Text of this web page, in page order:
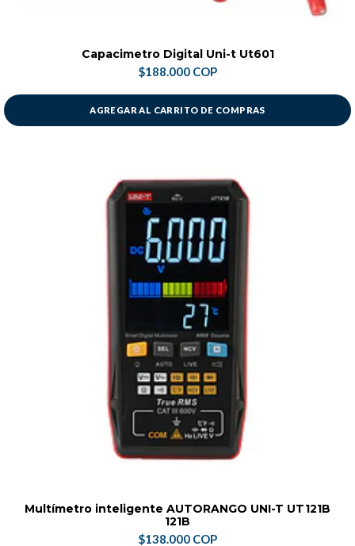
Capacimetro Digital Uni-t Ut601
$188.000 COP
AGREGAR AL CARRITO DE COMPRAS
Multímetro inteligente AUTORANGO UNI-T UT121B
121B
$138.000 COP